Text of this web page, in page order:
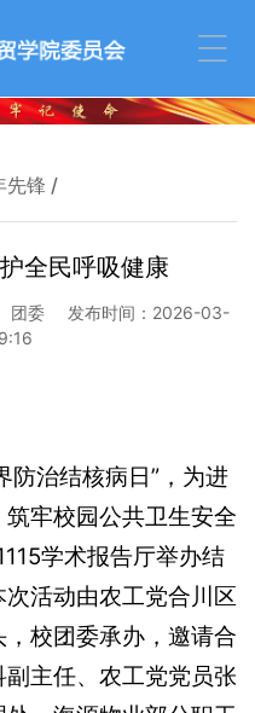
先锋 /
全民呼吸健康
团委
发布时间：2026-03-
防治结核病日”，为进
牢校园公共卫生安全
学术报告厅举办结
活动由农工党合川区
校团委承办，邀请合
主任、农工党党员张